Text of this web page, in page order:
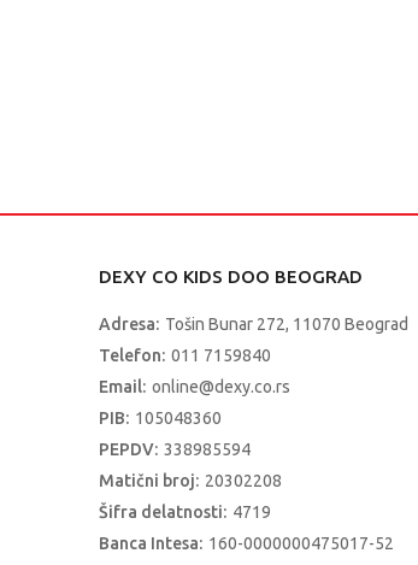
DEXY CO KIDS DOO BEOGRAD
Adresa: Tošin Bunar 272, 11070 Beograd
Telefon: 011 7159840
Email: online@dexy.co.rs
PIB: 105048360
PEPDV: 338985594
Matični broj: 20302208
Šifra delatnosti: 4719
Banca Intesa: 160-0000000475017-52